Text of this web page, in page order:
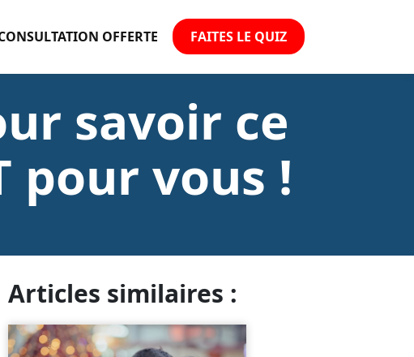
OFFERTE FAITES LE QUIZ
savoir ce
pour vous !
Articles similaires :